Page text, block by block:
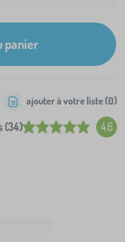
panier
(34) 4.6
ajouter à votre liste (0)